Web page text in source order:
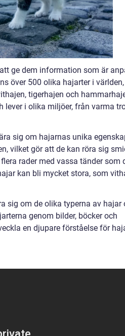
ge dem information som är
över 500 olika hajarter i
tigerhajen och
lever i olika miljöer, från varma
sig om hajarnas unika
vilket gör att de kan röra sig
rader med vassa tänder som
kan bli mycket stora, som
sig om de olika typerna av hajar
genom bilder, böcker och
en djupare förståelse för